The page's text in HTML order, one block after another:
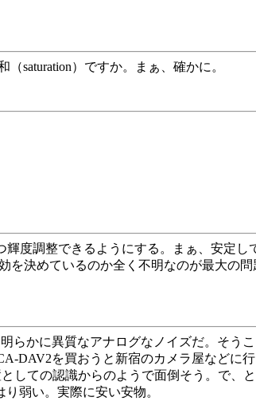
saturation）ですか。まぁ、確かに。
度調整できるようにする。まぁ、安定
決めているのか全く不明なのが最大の
かに異質なアナログなノイズだ。そう
DAV2を買おうと新宿のカメラ屋などに
しての認識からのようで面倒そう。で、
弱い。実際に安い安物。